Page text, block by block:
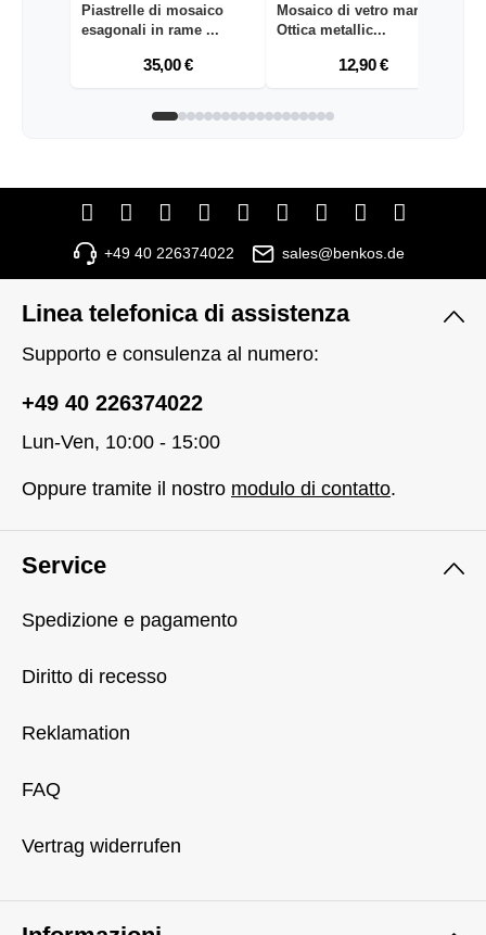
Piastrelle di mosaico
esagonali in rame ...
35,00 €
Mosaico di vetro marrone
Ottica metallic...
12,90 €
+49 40 226374022 sales@benkos.de
Linea telefonica di assistenza
Supporto e consulenza al numero:
+49 40 226374022
Lun-Ven, 10:00 - 15:00
Oppure tramite il nostro modulo di contatto.
Service
Spedizione e pagamento
Diritto di recesso
Reklamation
FAQ
Vertrag widerrufen